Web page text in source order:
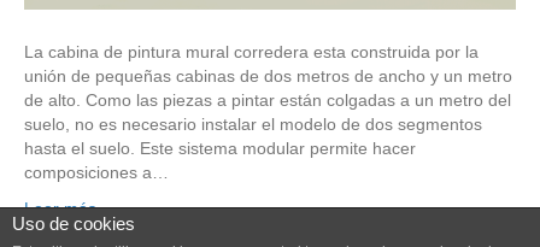
La cabina de pintura mural corredera esta construida por la
unión de pequeñas cabinas de dos metros de ancho y un metro
de alto. Como las piezas a pintar están colgadas a un metro del
suelo, no es necesario instalar el modelo de dos segmentos
hasta el suelo. Este sistema modular permite hacer
composiciones a…
Leer más
Uso de cookies